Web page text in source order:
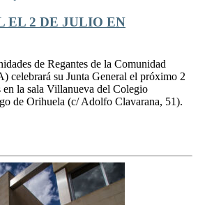
EL 2 DE JULIO EN
de Regantes de la Comunidad
celebrará su Junta General el próximo 2
la sala Villanueva del Colegio
de Orihuela (c/ Adolfo Clavarana, 51).